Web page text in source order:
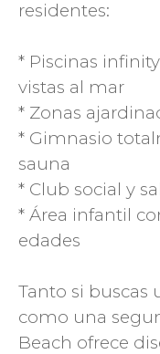
residentes:
* Piscinas
vistas al mar
* Zonas
* Gimnasio
sauna
* Club social y
* Área infantil
edades
Tanto si buscas
como una
Beach ofrece